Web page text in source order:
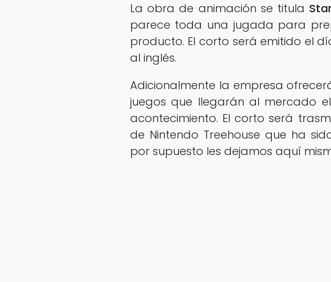
La obra de animación se titula
parece toda una jugada para
producto. El corto será emitido el
al inglés.
Adicionalmente la empresa
juegos que llegarán al mercado
acontecimiento. El corto será
de Nintendo Treehouse que ha
por supuesto les dejamos aquí